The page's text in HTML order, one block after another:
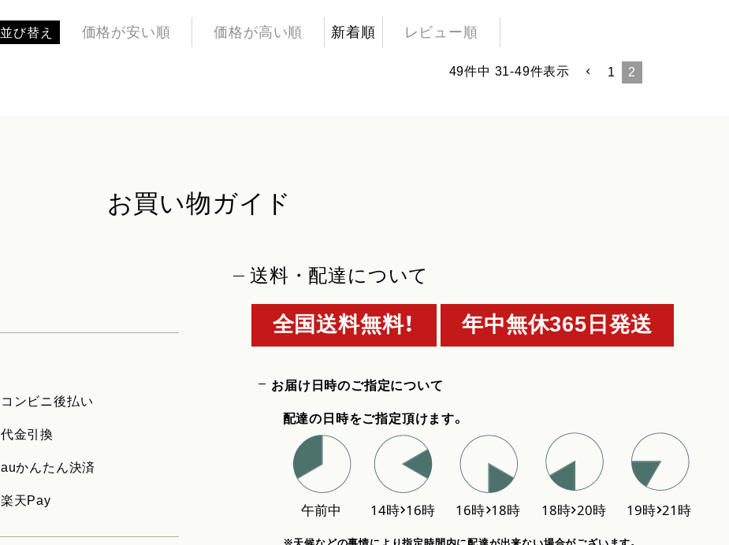
並び替え 価格が安い順 価格が高い順 新着順 レビュー順
49件中 31-49件表示 1 2
お買い物ガイド
コンビニ後払い
代金引換
auかんたん決済
楽天Pay
送料・配達について
全国送料無料！ 年中無休365日発送
お届け日時のご指定について
配達の日時をご指定頂けます。